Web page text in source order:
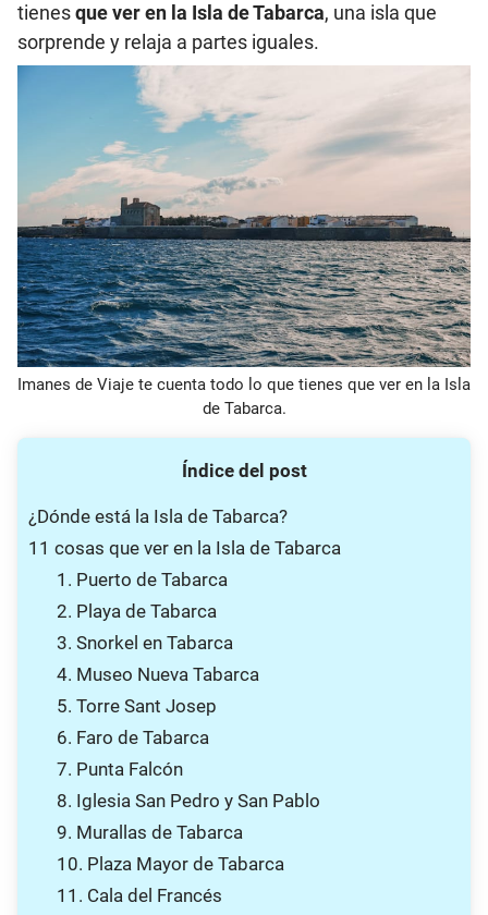
tienesque ver en la Isla de Tabarca, una isla que
sorprende y relaja a partes iguales.
Imanes de Viaje te cuenta todo lo que tienes que ver en la Isla
de Tabarca.
Índice del post
¿Dónde está la Isla de Tabarca?
11 cosas que ver en la Isla de Tabarca
1. Puerto de Tabarca
2. Playa de Tabarca
3. Snorkel en Tabarca
4. Museo Nueva Tabarca
5. Torre Sant Josep
6. Faro de Tabarca
7. Punta Falcón
8. Iglesia San Pedro y San Pablo
9. Murallas de Tabarca
10. Plaza Mayor de Tabarca
11. Cala del Francés